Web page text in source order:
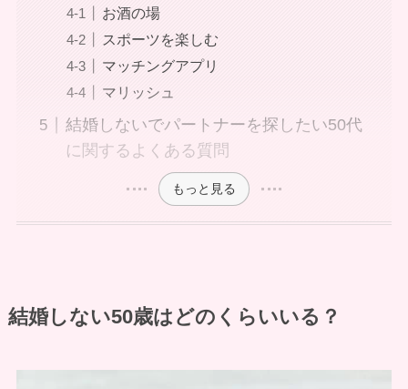
お酒の場
スポーツを楽しむ
マッチングアプリ
マリッシュ
結婚しないでパートナーを探したい50代
に関するよくある質問
もっと見る
結婚しない50歳はどのくらいいる？